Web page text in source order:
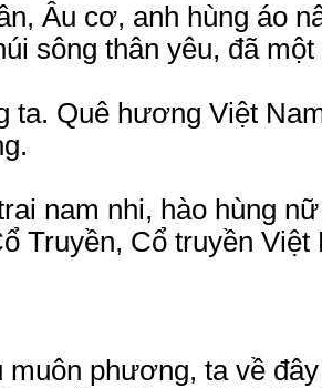
Âu cơ, anh hùng áo
sông thân yêu, đã
ta. Quê hương Việt
nam nhi, hào hùng
Truyền, Cổ truyền
muôn phương, ta về